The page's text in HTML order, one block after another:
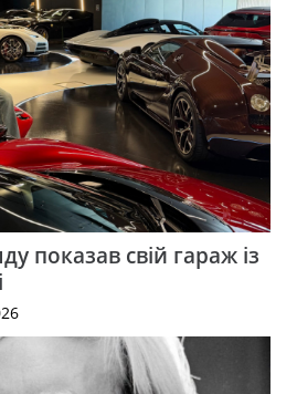
показав свій гараж із